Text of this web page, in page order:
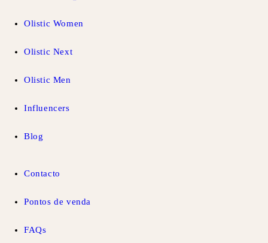
Olistic Women
Olistic Next
Olistic Men
Influencers
Blog
Contacto
Pontos de venda
FAQs